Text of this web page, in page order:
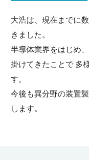
大浩は、現在までに
きました。
半導体業界をはじめ
掛けてきたことで 多
す。
今後も異分野の装置
します。